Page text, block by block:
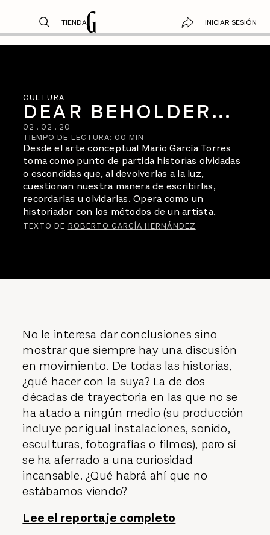
TIENDA INICIAR SESIÓN
CULTURA
DEAR BEHOLDER...
02 . 02 . 20
TIEMPO DE LECTURA: 00 MIN
Desde el arte conceptual Mario García Torres
toma como punto de partida historias olvidadas
o escondidas que, al devolverlas a la luz,
cuestionan nuestra manera de escribirlas,
recordarlas u olvidarlas. Opera como un
historiador con los métodos de un artista.
TEXTO DE ROBERTO GARCÍA HERNÁNDEZ
No le interesa dar conclusiones sino
mostrar que siempre hay una discusión
en movimiento. De todas las historias,
¿qué hacer con la suya? La de dos
décadas de trayectoria en las que no se
ha atado a ningún medio (su producción
incluye por igual instalaciones, sonido,
esculturas, fotografías o filmes), pero sí
se ha aferrado a una curiosidad
incansable. ¿Qué habrá ahí que no
estábamos viendo?
Lee el reportaje completo